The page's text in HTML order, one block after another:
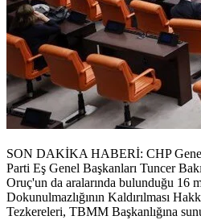
SON DAKİKA HABERİ: CHP
Parti Eş Genel Başkanları Tuncer
Oruç'un da aralarında bulunduğu 16
Dokunulmazlığının Kaldırılması
Tezkereleri, TBMM Başkanlığına